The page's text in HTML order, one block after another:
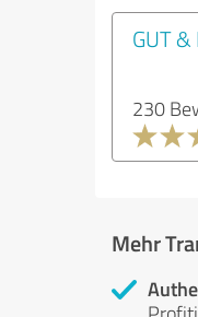
GUT &
230
Mehr